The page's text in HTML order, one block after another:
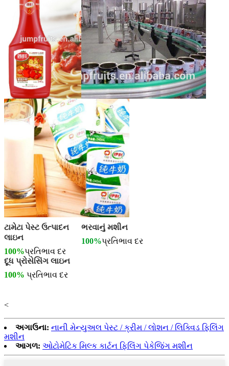
ટામેટા પેસ્ટ ઉત્પાદન
લાઇન
100%પ્રતિભાવ દર
ભરવાનું મશીન
100%પ્રતિભાવ દર
દૂધ પ્રોસેસિંગ લાઇન
100% પ્રતિભાવ દર
<
અગાઉના: નાની મેન્યુઅલ પેસ્ટ / ક્રીમ / લોશન / લિક્વિડ ફિલિંગ
મશીન
આગળ: ઓટોમેટિક મિલ્ક કાર્ટન ફિલિંગ પેકેજિંગ મશીન